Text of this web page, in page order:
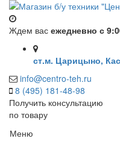
Ждем вас ежедневно с
ст.м. Царицыно,
info@centro-teh.ru
8 (495) 181-48-98
Получить консультацию
по товару
Меню